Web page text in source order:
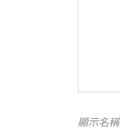
顯示名稱